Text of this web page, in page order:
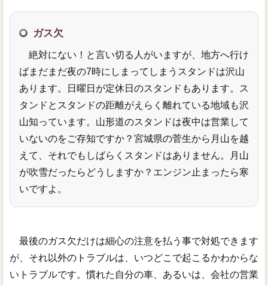
ガス欠
絶対にない！と言い切る人がいますが、地方へ行け
ばまだまだ夜の7時にしまってしまうスタンドは沢山
あります。日曜日が定休日のスタンドもあります。ス
タンドとスタンドの距離がえらく離れている地域も沢
山知っています。山形道のスタンドは夜中は営業して
いないのをご存知ですか？宮城県の菅生から月山を越
えて、それでもしばらくスタンドはありません。月山
が吹雪だったらどうしますか？エンジン止まったら寒
いですよ。
最後のガス欠だけは細心の注意を払う事で対処できます
が、それ以外のトラブルは、いつどこで起こるかわからな
いトラブルです。慣れた自分の車、あるいは、会社の営業